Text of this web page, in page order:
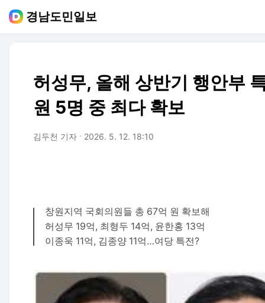
경남도민일보
허성무, 올해 상반기 행안부
원 5명 중 최다 확보
김두천 기자 2026. 5. 12. 18:10
창원지역 국회의원들 총 67억 원 확보해
허성무 19억, 최형두 14억, 윤한홍 13억
이종욱 11억, 김종양 11억…여당 특전?